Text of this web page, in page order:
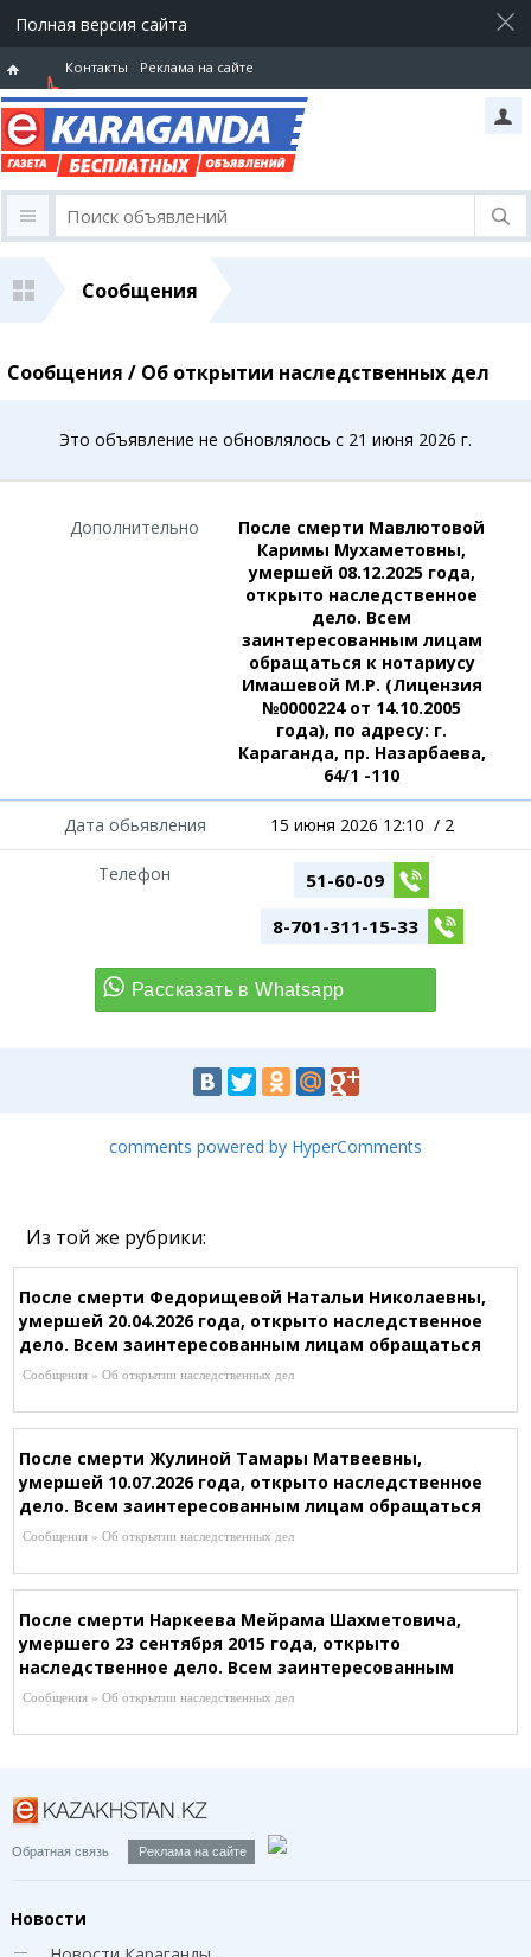
Полная версия сайта
Горячая
линия
Контакты Реклама на сайте
Сообщения
Сообщения / Об открытии наследственных дел
Это объявление не обновлялось с 21 июня 2026 г.
Дополнительно
После смерти Мавлютовой
Каримы Мухаметовны,
умершей 08.12.2025 года,
открыто наследственное
дело. Всем
заинтересованным лицам
обращаться к нотариусу
Имашевой М.Р. (Лицензия
№0000224 от 14.10.2005
года), по адресу: г.
Караганда, пр. Назарбаева,
64/1 -110
Дата обьявления 15 июня 2026 12:10 / 2
Телефон
51-60-09
8-701-311-15-33
comments powered by HyperComments
Из той же рубрики:
После смерти Федорищевой Натальи Николаевны,
умершей 20.04.2026 года, открыто наследственное
дело. Всем заинтересованным лицам обращаться
к нотариусу Ержановой Ж.А, по адресу: г.Абай,
Сообщения » Об открытии наследственных дел
После смерти Жулиной Тамары Матвеевны,
умершей 10.07.2026 года, открыто наследственное
дело. Всем заинтересованным лицам обращаться
к нотариусу Шагировой Р.Р. по адресу:
Службой Сбыта), Т. 8-721-253-43-87
Сообщения » Об открытии наследственных дел
После смерти Наркеева Мейрама Шахметовича,
умершего 23 сентября 2015 года, открыто
наследственное дело. Всем заинтересованным
лицам обращаться к нотариусу Ахметжановой
г.Караганда, ул.Аманжолова, 30, оф.21, Т. 8-701-514-
Сообщения » Об открытии наследственных дел
Обратная связь Реклама на сайте
Новости